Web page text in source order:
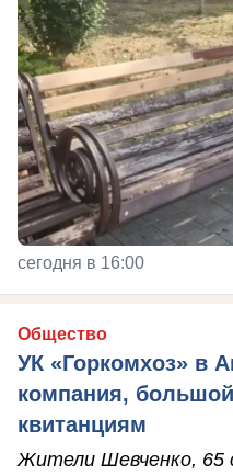
сегодня в 16:00
Общество
УК «Горкомхоз» в
компания,
квитанциям
Жители Шевченко, 65